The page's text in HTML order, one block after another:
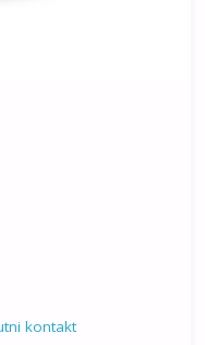
kontakt